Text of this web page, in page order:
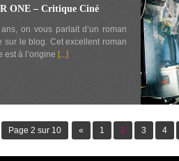
ONE – Critique Ciné
on vous parlait d’un roman
sur le blog. Cet excellent roman
est à l’origine [...]
Page 2 sur 10 « 1 2 3 4